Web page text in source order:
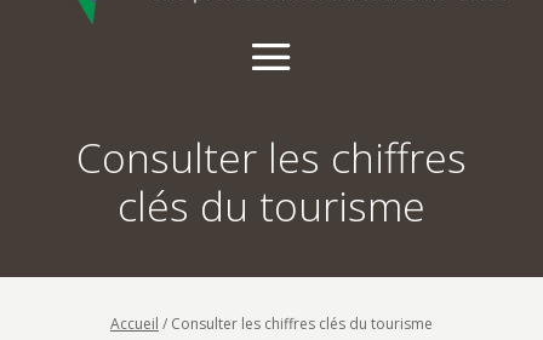
Consulter les chiffres
clés du tourisme
Accueil / Consulter les chiffres clés du tourisme